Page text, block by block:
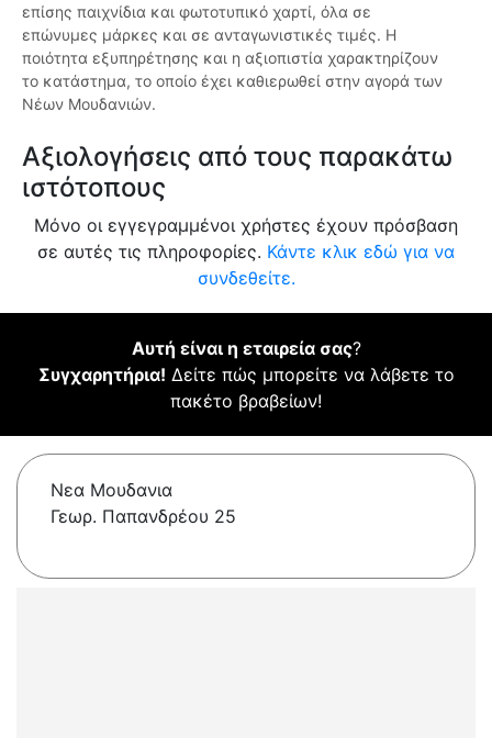
επίσης παιχνίδια και φωτοτυπικό χαρτί, όλα σε
επώνυμες μάρκες και σε ανταγωνιστικές τιμές. Η
ποιότητα εξυπηρέτησης και η αξιοπιστία χαρακτηρίζουν
το κατάστημα, το οποίο έχει καθιερωθεί στην αγορά των
Νέων Μουδανιών.
Αξιολογήσεις από τους παρακάτω
ιστότοπους
Μόνο οι εγγεγραμμένοι χρήστες έχουν πρόσβαση
σε αυτές τις πληροφορίες. Κάντε κλικ εδώ για να
συνδεθείτε.
Αυτή είναι η εταιρεία σας?
Συγχαρητήρια! Δείτε πώς μπορείτε να λάβετε το
πακέτο βραβείων!
Νεα Μουδανια
Γεωρ. Παπανδρέου 25